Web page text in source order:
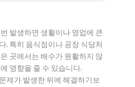
발생하면 생활이나 영업에 큰
. 특히 음식점이나 공장 식당처
곳에서는 배수가 원활하지 않
영향을 줄 수 있습니다.
제가 발생한 뒤에 해결하기보